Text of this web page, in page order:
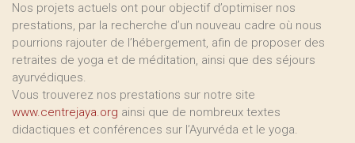
Nos projets actuels ont pour objectif d’optimiser nos
prestations, par la recherche d’un nouveau cadre où nous
pourrions rajouter de l’hébergement, afin de proposer des
retraites de yoga et de méditation, ainsi que des séjours
ayurvédiques.
Vous trouverez nos prestations sur notre site
www.centrejaya.org ainsi que de nombreux textes
didactiques et conférences sur l’Ayurvéda et le yoga.